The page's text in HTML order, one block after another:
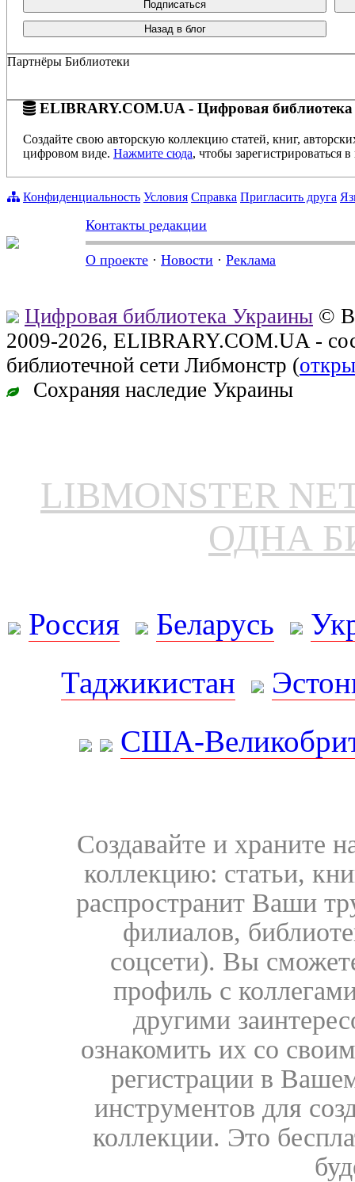
Подписаться
Назад в блог
Партнёры Библиотеки
ELIBRARY.COM.UA - Цифровая библиотека
Создайте свою авторскую коллекцию статей, книг,
цифровом виде. Нажмите сюда, чтобы зарегистрироваться в
Конфиденциальность Условия Справка Пригласить друга
Контакты редакции
О проекте · Новости · Реклама
Цифровая библиотека Украины ©
2009-2026, ELIBRARY.COM.UA -
библиотечной сети Либмонстр (
Сохраняя наследие Украины
LIBMONSTER
ОДНА
Россия Беларусь
Таджикистан
США-
Создавайте и храните
коллекцию: статьи,
распространит Ваши
филиалов,
соцсети). Вы
профиль с
другими
ознакомить их со
регистрации в
инструментов для
коллекции. Это